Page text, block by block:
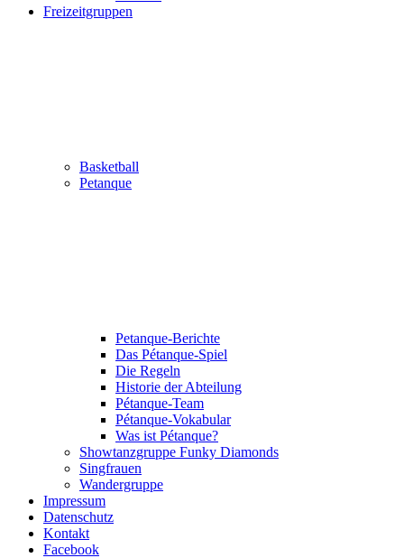
Freizeitgruppen
Basketball
Petanque
Petanque-Berichte
Das Pétanque-Spiel
Die Regeln
Historie der Abteilung
Pétanque-Team
Pétanque-Vokabular
Was ist Pétanque?
Showtanzgruppe Funky Diamonds
Singfrauen
Wandergruppe
Impressum
Datenschutz
Kontakt
Facebook